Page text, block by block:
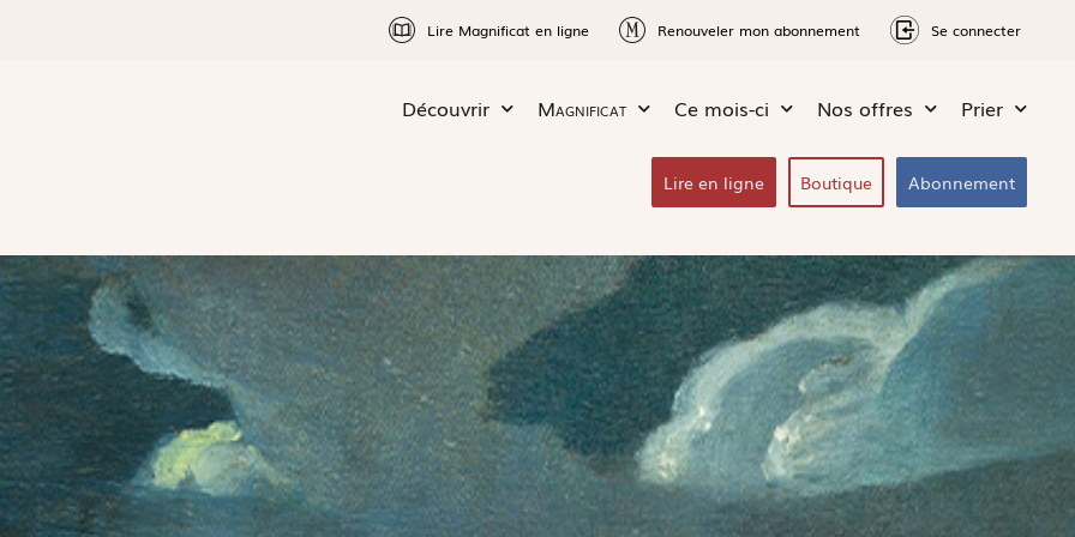
Lire Magnificat en ligne Renouveler mon abonnement Se connecter
Découvrir Magnificat Ce mois-ci Nos offres Prier
Lire en ligne Boutique Abonnement